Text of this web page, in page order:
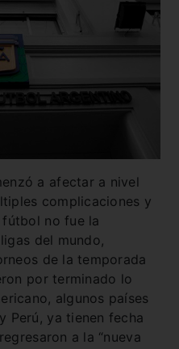
a afectar a nivel
complicaciones y
no fue la
del mundo,
de la temporada
por terminado lo
algunos países
Perú, ya tienen fecha
a la “nueva